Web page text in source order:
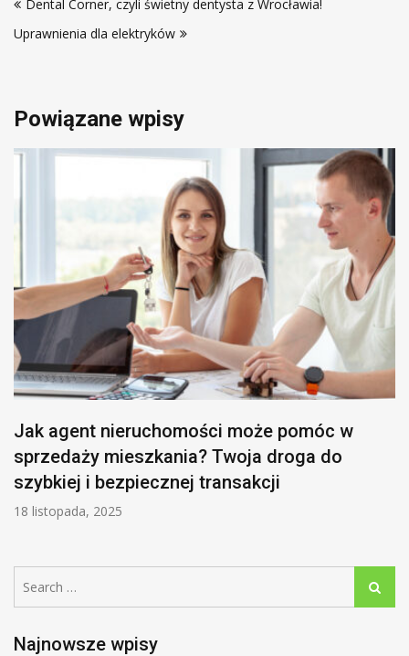
wpisu
Dental Corner, czyli świetny dentysta z Wrocławia!
Uprawnienia dla elektryków
Powiązane wpisy
Jak agent nieruchomości może pomóc w
sprzedaży mieszkania? Twoja droga do
szybkiej i bezpiecznej transakcji
18 listopada, 2025
for:
Search
Najnowsze wpisy